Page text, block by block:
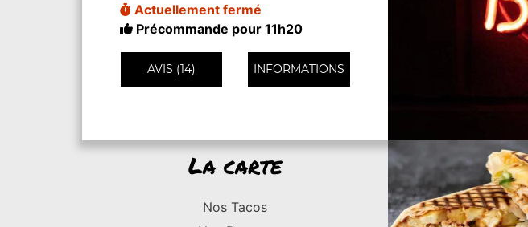
Actuellement fermé
Précommande pour 11h20
AVIS (14) INFORMATIONS
La carte
Nos Tacos